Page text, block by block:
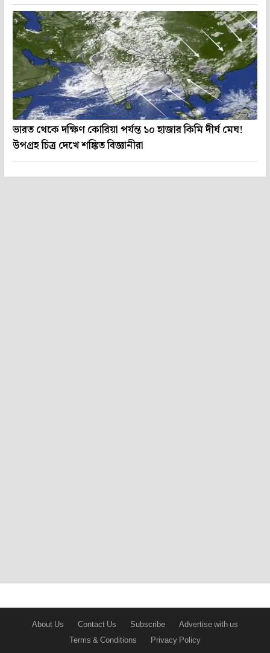
ভারত থেকে দক্ষিণ কোরিয়া পর্যন্ত ১০ হাজার কিমি দীর্ঘ মেঘ!
উপগ্রহ চিত্র দেখে শঙ্কিত বিজ্ঞানীরা
About Us Contact Us Subscribe
Advertise with us
Terms & Conditions
Privacy Policy